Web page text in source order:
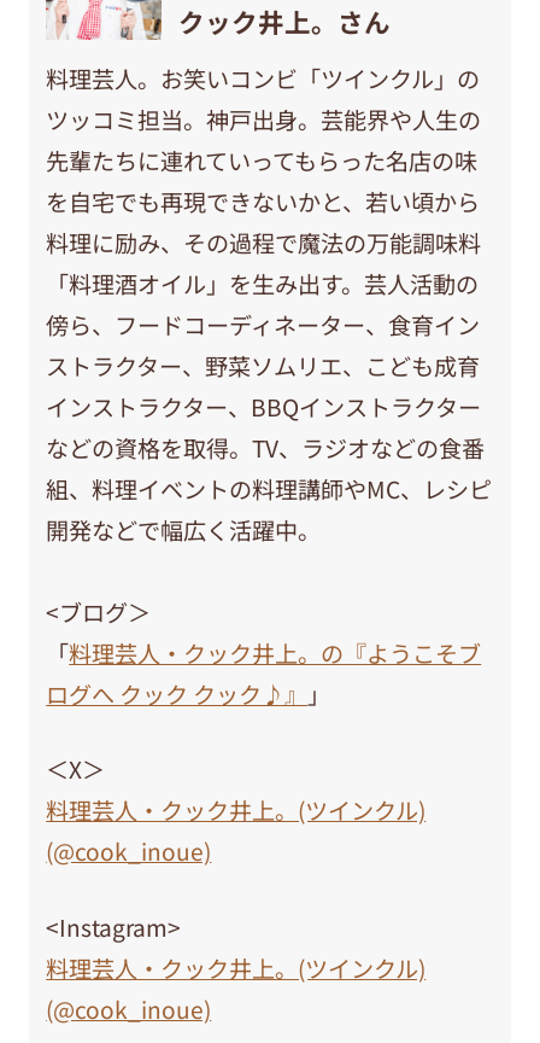
クック井上。さん
料理芸人。お笑いコンビ「ツインクル」の
ツッコミ担当。神戸出身。芸能界や人生の
先輩たちに連れていってもらった名店の味
を自宅でも再現できないかと、若い頃から
料理に励み、その過程で魔法の万能調味料
「料理酒オイル」を生み出す。芸人活動の
傍ら、フードコーディネーター、食育イン
ストラクター、野菜ソムリエ、こども成育
インストラクター、BBQインストラクター
などの資格を取得。TV、ラジオなどの食番
組、料理イベントの料理講師やMC、レシピ
開発などで幅広く活躍中。
<ブログ＞
「料理芸人・クック井上。の『ようこそブ
ログへ クック クック♪』 」
＜X＞
料理芸人・クック井上。(ツインクル)
(@cook_inoue)
<Instagram>
料理芸人・クック井上。(ツインクル)
(@cook_inoue)